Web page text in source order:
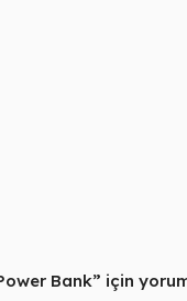
Bank” için